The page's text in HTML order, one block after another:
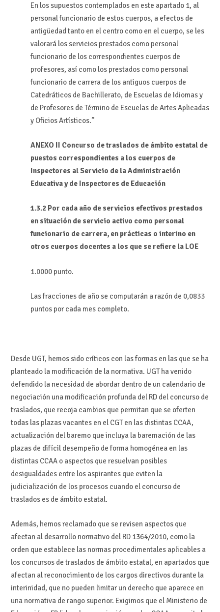
En los supuestos contemplados en este apartado 1, al
personal funcionario de estos cuerpos, a efectos de
antigüedad tanto en el centro como en el cuerpo, se les
valorará los servicios prestados como personal
funcionario de los correspondientes cuerpos de
profesores, así como los prestados como personal
funcionario de carrera de los antiguos cuerpos de
Catedráticos de Bachillerato, de Escuelas de Idiomas y
de Profesores de Término de Escuelas de Artes Aplicadas
y Oficios Artísticos.”
ANEXO II Concurso de traslados de ámbito estatal de
puestos correspondientes a los cuerpos de
Inspectores al Servicio de la Administración
Educativa y de Inspectores de Educación
1.3.2 Por cada año de servicios efectivos prestados
en situación de servicio activo como personal
funcionario de carrera, en prácticas o interino en
otros cuerpos docentes a los que se refiere la LOE
1.0000 punto.
Las fracciones de año se computarán a razón de 0,0833
puntos por cada mes completo.
Desde UGT, hemos sido críticos con las formas en las que se ha
planteado la modificación de la normativa. UGT ha venido
defendido la necesidad de abordar dentro de un calendario de
negociación una modificación profunda del RD del concurso de
traslados, que recoja cambios que permitan que se oferten
todas las plazas vacantes en el CGT en las distintas CCAA,
actualización del baremo que incluya la baremación de las
plazas de difícil desempeño de forma homogénea en las
distintas CCAA o aspectos que resuelvan posibles
desigualdades entre los aspirantes que eviten la
judicialización de los procesos cuando el concurso de
traslados es de ámbito estatal.
Además, hemos reclamado que se revisen aspectos que
afectan al desarrollo normativo del RD 1364/2010, como la
orden que establece las normas procedimentales aplicables a
los concursos de traslados de ámbito estatal, en apartados que
afectan al reconocimiento de los cargos directivos durante la
interinidad, que no pueden limitar un derecho que aparece en
una normativa de rango superior. Exigimos que el Ministerio de